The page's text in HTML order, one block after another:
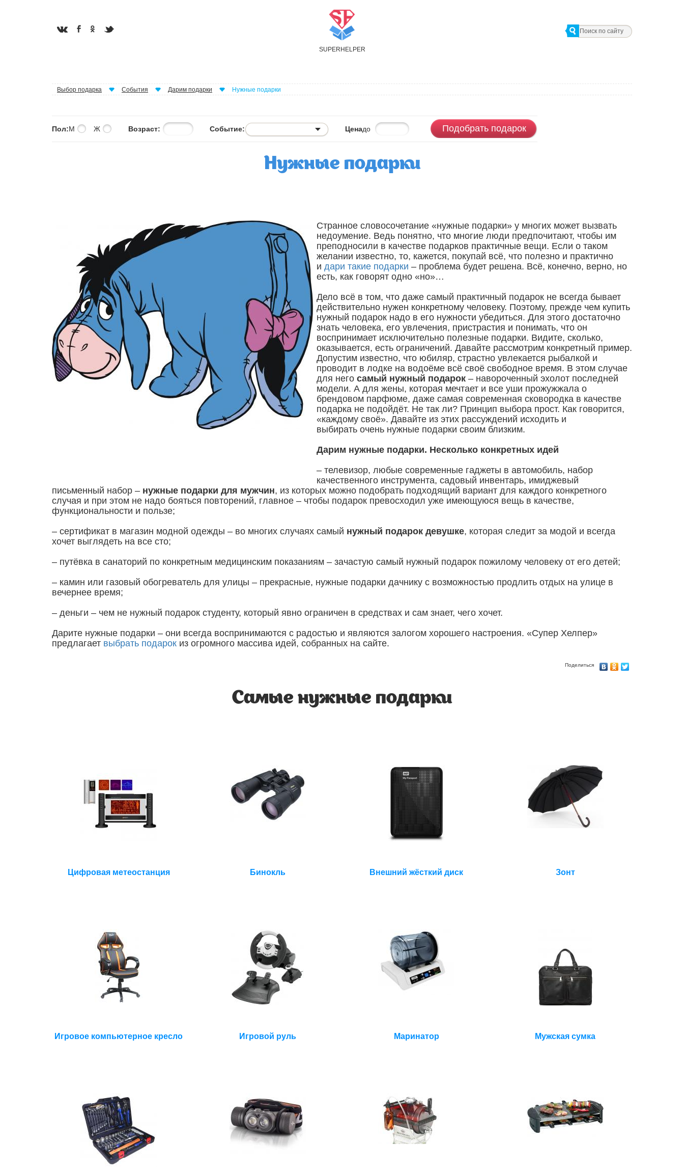
SUPER H ELPER
Выбор подарка События Дарим подарки Нужные подарки
Пол:М Ж Возраст: Событие: Ценадо Подобрать подарок
Нужные подарки
Странное словосочетание «нужные подарки» у многих может вызвать
недоумение. Ведь понятно, что многие люди предпочитают, чтобы им
преподносили в качестве подарков практичные вещи. Если о таком
желании известно, то, кажется, покупай всё, что полезно и практично
и дари такие подарки – проблема будет решена. Всё, конечно, верно, но
есть, как говорят одно «но»…
Дело всё в том, что даже самый практичный подарок не всегда бывает
действительно нужен конкретному человеку. Поэтому, прежде чем купить
нужный подарок надо в его нужности убедиться. Для этого достаточно
знать человека, его увлечения, пристрастия и понимать, что он
воспринимает исключительно полезные подарки. Видите, сколько,
оказывается, есть ограничений. Давайте рассмотрим конкретный пример.
Допустим известно, что юбиляр, страстно увлекается рыбалкой и
проводит в лодке на водоёме всё своё свободное время. В этом случае
для него самый нужный подарок – навороченный эхолот последней
модели. А для жены, которая мечтает и все уши прожужжала о
брендовом парфюме, даже самая современная сковородка в качестве
подарка не подойдёт. Не так ли? Принцип выбора прост. Как говорится,
«каждому своё». Давайте из этих рассуждений исходить и
выбирать очень нужные подарки своим близким.
Дарим нужные подарки. Несколько конкретных идей
– телевизор, любые современные гаджеты в автомобиль, набор
качественного инструмента, садовый инвентарь, имиджевый
письменный набор – нужные подарки для мужчин, из которых можно подобрать подходящий вариант для каждого конкретного
случая и при этом не надо бояться повторений, главное – чтобы подарок превосходил уже имеющуюся вещь в качестве,
функциональности и пользе;
– сертификат в магазин модной одежды – во многих случаях самый нужный подарок девушке, которая следит за модой и всегда
хочет выглядеть на все сто;
– путёвка в санаторий по конкретным медицинским показаниям – зачастую самый нужный подарок пожилому человеку от его детей;
– камин или газовый обогреватель для улицы – прекрасные, нужные подарки дачнику с возможностью продлить отдых на улице в
вечернее время;
– деньги – чем не нужный подарок студенту, который явно ограничен в средствах и сам знает, чего хочет.
Дарите нужные подарки – они всегда воспринимаются с радостью и являются залогом хорошего настроения. «Супер Хелпер»
предлагает выбрать подарок из огромного массива идей, собранных на сайте.
Поделиться
Самые нужные подарки
Цифровая метеостанция Бинокль Внешний жёсткий диск Зонт
Игровое компьютерное кресло Игровой руль Маринатор Мужская сумка